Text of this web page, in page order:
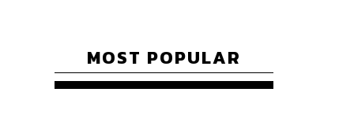
MOST POPULAR